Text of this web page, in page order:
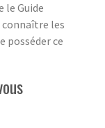
le Guide
connaître les
posséder ce